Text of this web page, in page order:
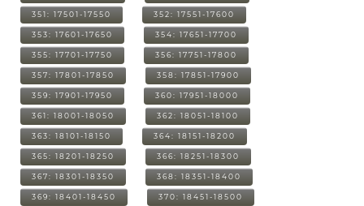
351: 17501-17550 352: 17551-17600
353: 17601-17650 354: 17651-17700
355: 17701-17750 356: 17751-17800
357: 17801-17850 358: 17851-17900
359: 17901-17950 360: 17951-18000
361: 18001-18050 362: 18051-18100
363: 18101-18150 364: 18151-18200
365: 18201-18250 366: 18251-18300
367: 18301-18350 368: 18351-18400
369: 18401-18450 370: 18451-18500